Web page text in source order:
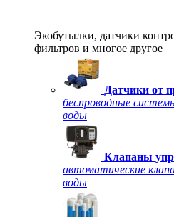
Экобутылки, датчики
фильтров и многое другое
Датчики от
беспроводные
воды
Клапаны
автоматические
воды